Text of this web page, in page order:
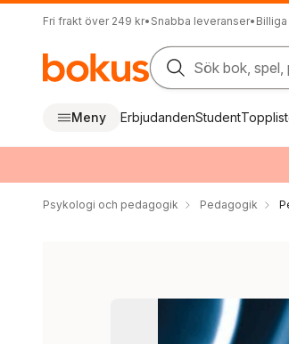
Fri frakt över 249 kr• Snabba leveranser•
Sök bok, spel,
Meny ErbjudandenStudent
Psykologi och pedagogik Pedagogik